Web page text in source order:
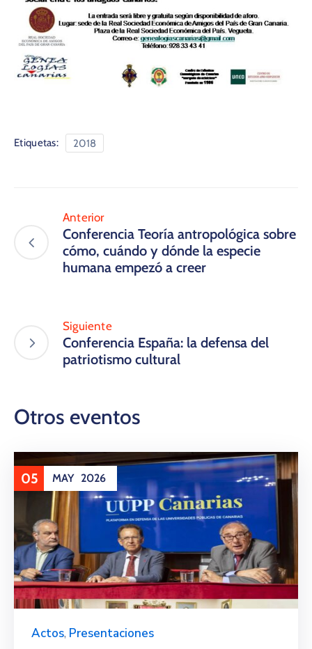
Etiquetas: 2018
Anterior
Conferencia Teoría antropológica sobre
cómo, cuándo y dónde la especie
humana empezó a creer​
Siguiente
Conferencia España: la defensa del
patriotismo cultural
Otros eventos
05 MAY 2026
Actos, Presentaciones